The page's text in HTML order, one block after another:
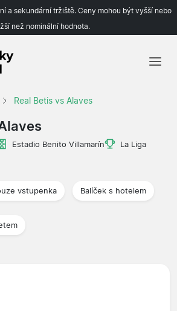
a sekundární tržiště. Ceny mohou být vyšší nebo
než nominální hodnota.
Real Betis vs Alaves
Estadio Benito Villamarín
La Liga
vstupenka Balíček s hotelem